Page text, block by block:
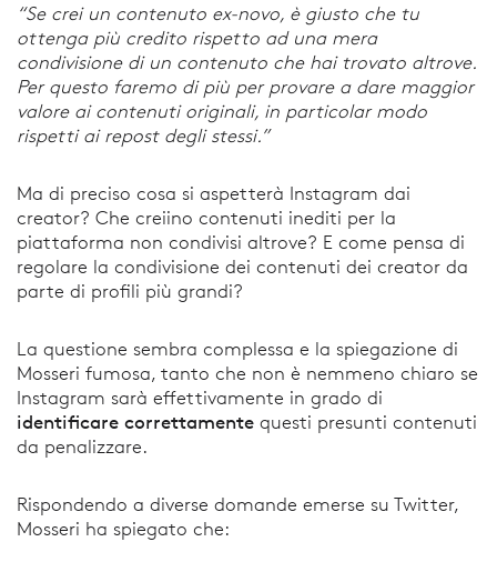
“Se crei un contenuto ex-novo, è giusto che tu
ottenga più credito rispetto ad una mera
condivisione di un contenuto che hai trovato altrove.
Per questo faremo di più per provare a dare maggior
valore ai contenuti originali, in particolar modo
rispetti ai repost degli stessi.”
Ma di preciso cosa si aspetterà Instagram dai
creator? Che creiino contenuti inediti per la
piattaforma non condivisi altrove? E come pensa di
regolare la condivisione dei contenuti dei creator da
parte di profili più grandi?
La questione sembra complessa e la spiegazione di
Mosseri fumosa, tanto che non è nemmeno chiaro se
Instagram sarà effettivamente in grado di
identificare correttamente questi presunti contenuti
da penalizzare.
Rispondendo a diverse domande emerse su Twitter,
Mosseri ha spiegato che: